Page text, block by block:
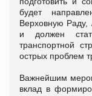
будет
Верховную
и должен
транспортной
острых проблем
Важнейшим
вклад в